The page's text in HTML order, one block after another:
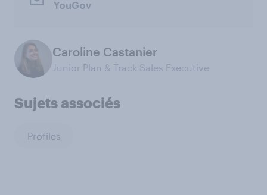
YouGov
Caroline Castanier
Junior Plan & Track Sales Executive
Sujets associés
Profiles